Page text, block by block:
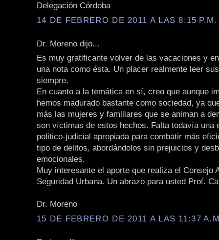
Delegación Córdoba
14 DE FEBRERO DE 2011 A LAS 8:15 P.M.
Dr. Moreno dijo...
Es muy gratificante volver de las vacaciones y
una nota como ésta. Un placer realmente leer
siempre.
En cuanto a la temática en sí, creo que aunque
hemos madurado bastante como sociedad, ya
más las mujeres y familiares que se animan a
son víctimas de estos hechos. Falta todavía una
politico-judicial apropiada para combatir más
tipo de delitos, abordándolos sin prejuicios y
emocionales.
Muy interesante el aporte que realiza el Consejo
Seguridad Urbana. Un abrazo para usted Prof.
Dr. Moreno
15 DE FEBRERO DE 2011 A LAS 11:37